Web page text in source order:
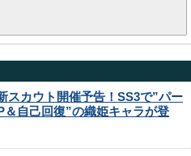
スカウト開催予告！SS3で”パー
＆自己回復”の織姫キャラが登